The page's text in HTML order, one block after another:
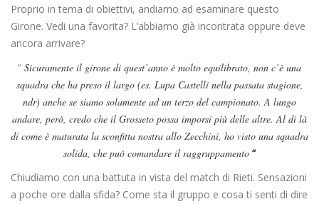
Proprio in tema di obiettivi, andiamo ad esaminare questo
Girone. Vedi una favorita? L’abbiamo già incontrata oppure deve
ancora arrivare?
“ Sicuramente il girone di quest’anno è molto equilibrato, non c’è una
squadra che ha preso il largo (es. Lupa Castelli nella passata stagione,
ndr) anche se siamo solamente ad un terzo del campionato. A lungo
andare, però, credo che il Grosseto possa imporsi più delle altre. Al di là
di come è maturata la sconfitta nostra allo Zecchini, ho visto una squadra
solida, che può comandare il raggruppamento “
Chiudiamo con una battuta in vista del match di Rieti. Sensazioni
a poche ore dalla sfida? Come sta il gruppo e cosa ti senti di dire